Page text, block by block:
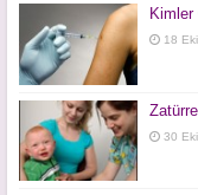
Kimler
18
Zatürre
30